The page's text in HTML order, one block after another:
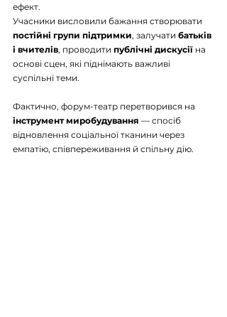
ефект.
Учасники висловили бажання створювати
постійні групи підтримки, залучати батьків
і вчителів, проводити публічні дискусії на
основі сцен, які піднімають важливі
суспільні теми.
Фактично, форум-театр перетворився на
інструмент миробудування — спосіб
відновлення соціальної тканини через
емпатію, співпереживання й спільну дію.